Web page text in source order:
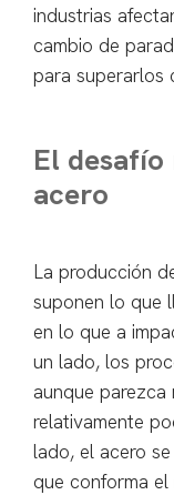
industrias
cambio de
para superarlos
El
acero
La producción
suponen lo que
en lo que a
un lado, los
aunque parezca
relativamente
lado, el acero
que conforma